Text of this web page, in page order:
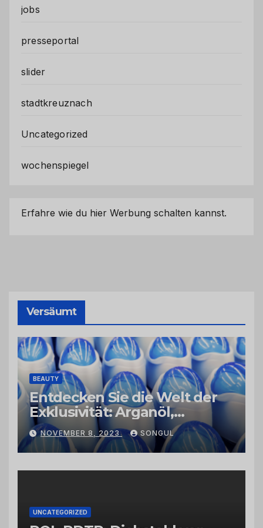
jobs
presseportal
slider
stadtkreuznach
Uncategorized
wochenspiegel
Erfahre wie du hier Werbung schalten kannst.
Versäumt
BEAUTY
Entdecken Sie die Welt der
Exklusivität: Arganöl,
Kaktusfeigenkernöl und
Schwarzkümmelöl von
vertrauenswürdigen
Großhändlern und Anbietern
NOVEMBER 8, 2023 SONGUL
UNCATEGORIZED